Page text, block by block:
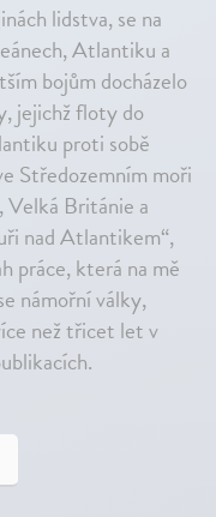
lidstva, se na
Atlantiku a
bojům docházelo
jejichž floty do
proti sobě
Středozemním moři
Velká Británie a
nad Atlantikem“,
práce, která na mě
námořní války,
než třicet let v